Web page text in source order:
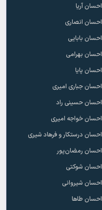
احسان آریا
احسان انصاری
احسان بابایی
احسان بهرامی
احسان پایا
احسان جباری امیری
احسان حسینی راد
احسان خواجه امیری
احسان درستکار و فرهاد شیرى
احسان رمضان‌پور
احسان شوکتی
احسان شیروانی
احسان طاها